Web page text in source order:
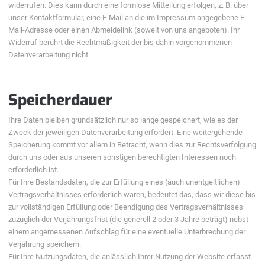
widerrufen. Dies kann durch eine formlose Mitteilung erfolgen, z. B. über
unser Kontaktformular, eine E-Mail an die im Impressum angegebene E-
Mail-Adresse oder einen Abmeldelink (soweit von uns angeboten). Ihr
Widerruf berührt die Rechtmäßigkeit der bis dahin vorgenommenen
Datenverarbeitung nicht.
Speicherdauer
Ihre Daten bleiben grundsätzlich nur so lange gespeichert, wie es der
Zweck der jeweiligen Datenverarbeitung erfordert. Eine weitergehende
Speicherung kommt vor allem in Betracht, wenn dies zur Rechtsverfolgung
durch uns oder aus unseren sonstigen berechtigten Interessen noch
erforderlich ist.
Für Ihre Bestandsdaten, die zur Erfüllung eines (auch unentgeltlichen)
Vertragsverhältnisses erforderlich waren, bedeutet das, dass wir diese bis
zur vollständigen Erfüllung oder Beendigung des Vertragsverhältnisses
zuzüglich der Verjährungsfrist (die generell 2 oder 3 Jahre beträgt) nebst
einem angemessenen Aufschlag für eine eventuelle Unterbrechung der
Verjährung speichern.
Für Ihre Nutzungsdaten, die anlässlich Ihrer Nutzung der Website erfasst